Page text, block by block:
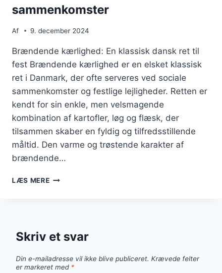
sammenkomster
Af 9. december 2024
Brændende kærlighed: En klassisk dansk ret til
fest Brændende kærlighed er en elsket klassisk
ret i Danmark, der ofte serveres ved sociale
sammenkomster og festlige lejligheder. Retten er
kendt for sin enkle, men velsmagende
kombination af kartofler, løg og flæsk, der
tilsammen skaber en fyldig og tilfredsstillende
måltid. Den varme og trøstende karakter af
brændende…
LÆS MEREBRÆNDENDE
SOCIALE
Skriv et svar
Din e-mailadresse vil ikke blive publiceret. Krævede felter
er markeret med *